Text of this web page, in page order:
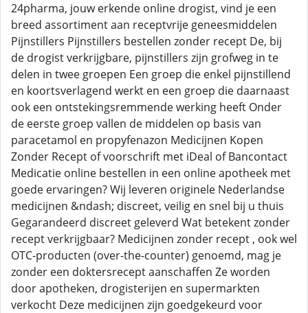
24pharma, jouw erkende online drogist, vind je een
breed assortiment aan receptvrije geneesmiddelen
Pijnstillers Pijnstillers bestellen zonder recept De, bij
de drogist verkrijgbare, pijnstillers zijn grofweg in te
delen in twee groepen Een groep die enkel pijnstillend
en koortsverlagend werkt en een groep die daarnaast
ook een ontstekingsremmende werking heeft Onder
de eerste groep vallen de middelen op basis van
paracetamol en propyfenazon Medicijnen Kopen
Zonder Recept of voorschrift met iDeal of Bancontact
Medicatie online bestellen in een online apotheek met
goede ervaringen? Wij leveren originele Nederlandse
medicijnen &ndash; discreet, veilig en snel bij u thuis
Gegarandeerd discreet geleverd Wat betekent zonder
recept verkrijgbaar? Medicijnen zonder recept , ook wel
OTC-producten (over-the-counter) genoemd, mag je
zonder een doktersrecept aanschaffen Ze worden
door apotheken, drogisterijen en supermarkten
verkocht Deze medicijnen zijn goedgekeurd voor